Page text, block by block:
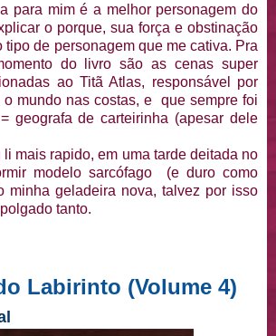
para mim é a melhor personagem do
o porque, sua força e obstinação
tipo de personagem que me cativa. Pra
do livro são as cenas super
ao Titã Atlas, responsável por
o mundo nas costas, e que sempre foi
geografa de carteirinha (apesar dele
mais rapido, em uma tarde deitada no
modelo sarcófago (e duro como
minha geladeira nova, talvez por isso
tanto.
Labirinto (Volume 4)